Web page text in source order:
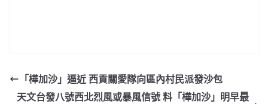
「樺加沙」逼近 西貢關愛隊向區內村民派發沙包
天文台發八號西北烈風或暴風信號 料「樺加沙」明早最